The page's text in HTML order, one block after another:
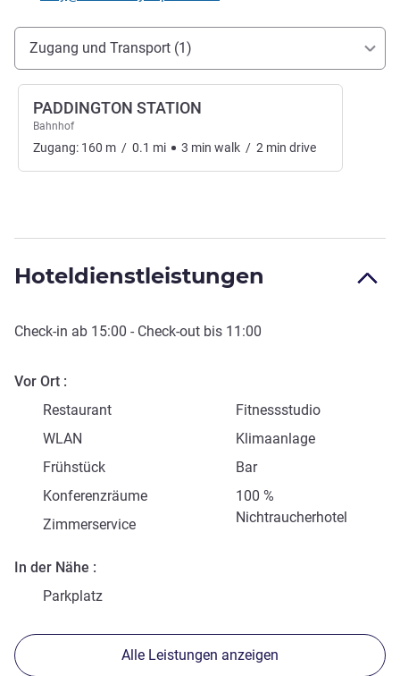
Erreichbarkeit und Anbindung
Zugang und Transport (1)
PADDINGTON STATION
Bahnhof
Zugang: 160 m / 0.1 mi 3 min walk / 2 min drive
Hoteldienstleistungen
Check-in ab 15:00 - Check-out bis 11:00
Vor Ort
Restaurant
Fitnessstudio
WLAN
Klimaanlage
Frühstück
Bar
Konferenzräume
100 %
Nichtraucherhotel
Zimmerservice
In der Nähe
Parkplatz
Alle Leistungen anzeigen